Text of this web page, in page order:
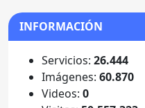
INFORMACIÓN
Servicios: 26.444
Imágenes: 60.870
Videos: 0